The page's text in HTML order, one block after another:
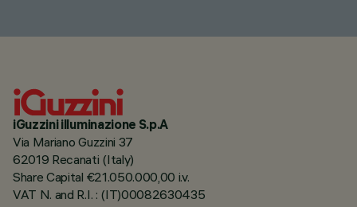
iGuzzini illuminazione S.p.A
Via Mariano Guzzini 37
62019 Recanati (Italy)
Share Capital €21.050.000,00 i.v.
VAT N. and R.I. : (IT)00082630435